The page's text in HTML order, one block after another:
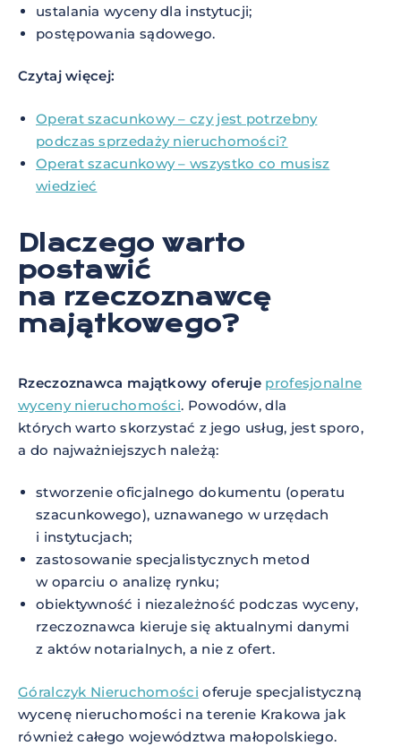
ustalania wyceny dla instytucji;
postępowania sądowego.
Czytaj więcej:
Operat szacunkowy – czy jest potrzebny
podczas sprzedaży nieruchomości?
Operat szacunkowy – wszystko co musisz
wiedzieć
Dlaczego warto
postawić
na rzeczoznawcę
majątkowego?
Rzeczoznawca majątkowy oferuje profesjonalne
wyceny nieruchomości. Powodów, dla
których warto skorzystać z jego usług, jest sporo,
a do najważniejszych należą:
stworzenie oficjalnego dokumentu (operatu
szacunkowego), uznawanego w urzędach
i instytucjach;
zastosowanie specjalistycznych metod
w oparciu o analizę rynku;
obiektywność i niezależność podczas wyceny,
rzeczoznawca kieruje się aktualnymi danymi
z aktów notarialnych, a nie z ofert.
Góralczyk Nieruchomości oferuje specjalistyczną
wycenę nieruchomości na terenie Krakowa jak
również całego województwa małopolskiego.